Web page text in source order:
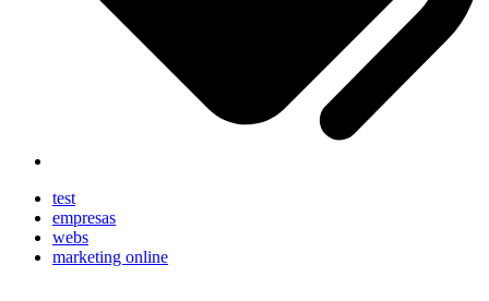
test
empresas
webs
marketing online